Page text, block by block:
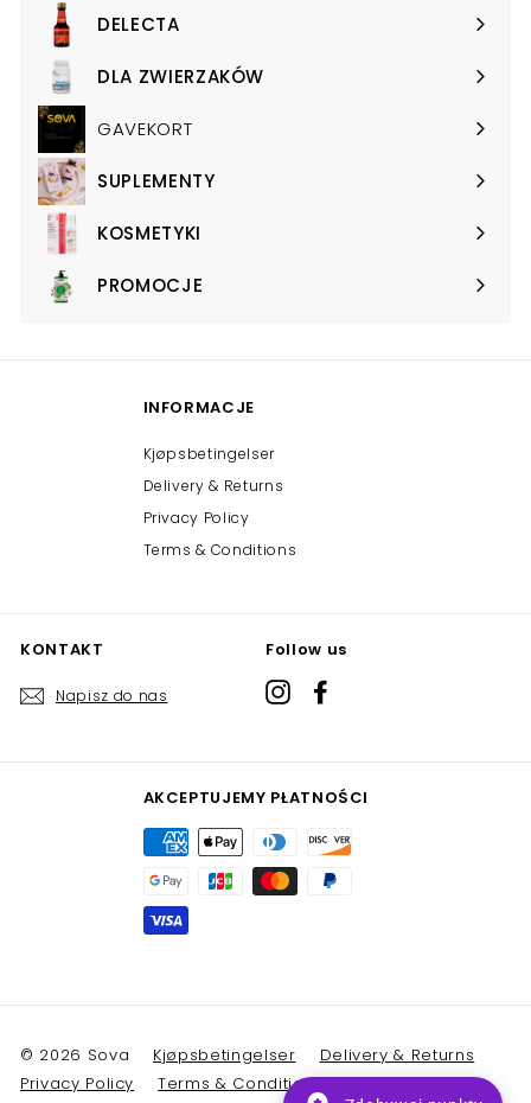
submenuDELECTA
Expand
submenuDLA ZWIERZAKÓW
Expand
submenuGAVEKORT
SUPLEMENTY
Expand
submenuKOSMETYKI
Expand
submenuPROMOCJE
Expand
INFORMACJE
Kjøpsbetingelser
Delivery & Returns
Privacy Policy
Terms & Conditions
KONTAKT
Napisz do nas
Follow us
Instagram
AKCEPTUJEMY PŁATNOŚCI
© 2026 Sova Kjøpsbetingelser
Delivery & Returns
Privacy Policy
Terms & Conditions